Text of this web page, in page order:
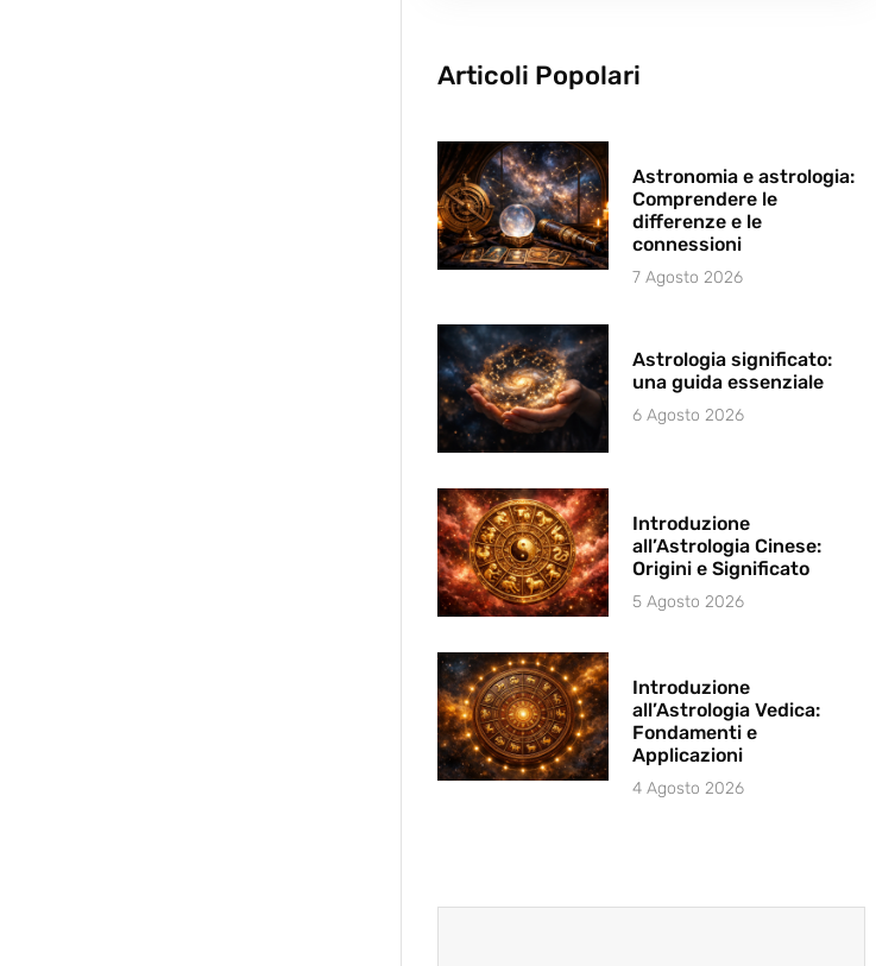
Articoli Popolari
Astronomia e astrologia:
Comprendere le
differenze e le
connessioni
7 Agosto 2026
Astrologia significato:
una guida essenziale
6 Agosto 2026
Introduzione
all’Astrologia Cinese:
Origini e Significato
5 Agosto 2026
Introduzione
all’Astrologia Vedica:
Fondamenti e
Applicazioni
4 Agosto 2026